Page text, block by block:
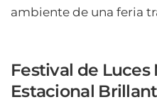
ambiente de una feria
Festival de Luces
Estacional